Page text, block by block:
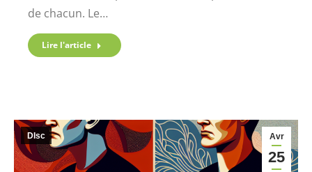
de chacun. Le…
Lire l'article
Avr
25
DIsc